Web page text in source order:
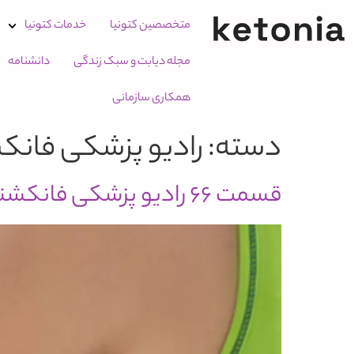
متخصصین کتونیا خدمات کتونیا
مجله دیابت و سبک زندگی
دانشنامه
همکاری سازمانی
دسته:رادیو پزشکی
قسمت 66 رادیو پزشکی فانکشنال: همه چیز در مورد سنسورهای قندخون